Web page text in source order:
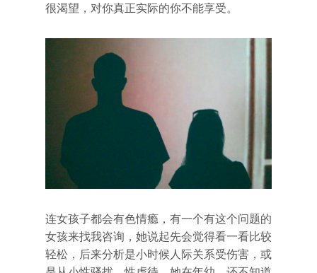
很渴望，对你真正实际的你不能享受。
连女孩子都会有色情瘾，有一个有这个问题的
女孩来找我咨询，她说起先会觉得看一看比较
轻松，后来分析是小时候人际关系受伤害，或